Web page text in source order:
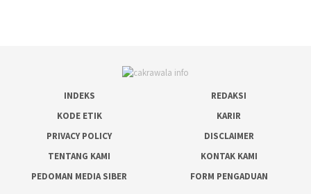
INDEKS
REDAKSI
KODE ETIK
KARIR
PRIVACY POLICY
DISCLAIMER
TENTANG KAMI
KONTAK KAMI
PEDOMAN MEDIA SIBER
FORM PENGADUAN